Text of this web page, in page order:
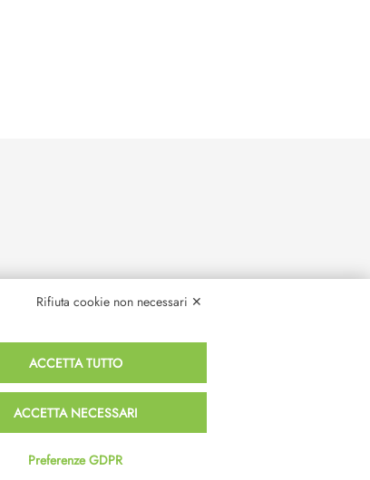
Termini e Condizioni
Rifiuta cookie non necessari ✕
ACCETTA TUTTO
ACCETTA NECESSARI
Preferenze GDPR